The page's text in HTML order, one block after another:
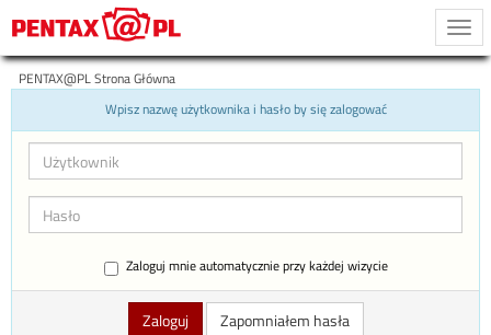
PENTAX@PL Strona Główna
Wpisz nazwę użytkownika i hasło by się zalogować
Zaloguj mnie automatycznie przy każdej wizycie
Zapomniałem hasła